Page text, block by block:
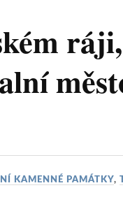
ráji,
KAMENNÉ PAMÁTKY,